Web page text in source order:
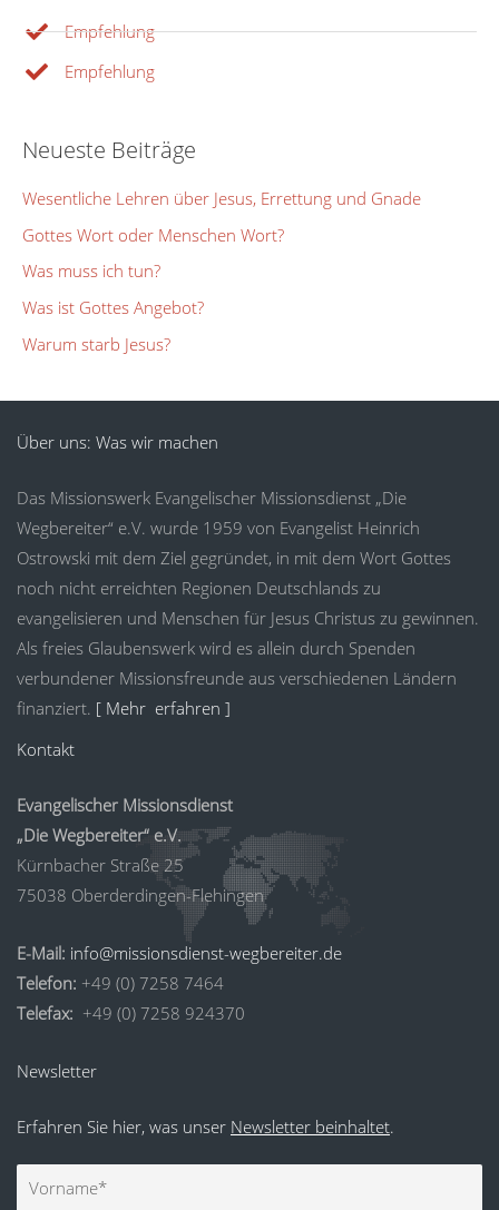
Empfehlung
Empfehlung
Neueste Beiträge
Wesentliche Lehren über Jesus, Errettung und Gnade
Gottes Wort oder Menschen Wort?
Was muss ich tun?
Was ist Gottes Angebot?
Warum starb Jesus?
Über uns: Was wir machen
Das Missionswerk Evangelischer Missionsdienst „Die
Wegbereiter“ e.V. wurde 1959 von Evangelist Heinrich
Ostrowski mit dem Ziel gegründet, in mit dem Wort Gottes
noch nicht erreichten Regionen Deutschlands zu
evangelisieren und Menschen für Jesus Christus zu gewinnen.
Als freies Glaubenswerk wird es allein durch Spenden
verbundener Missionsfreunde aus verschiedenen Ländern
finanziert. [ Mehr erfahren ]
Kontakt
Evangelischer Missionsdienst
„Die Wegbereiter“ e.V.
Kürnbacher Straße 25
75038 Oberderdingen-Flehingen
E-Mail: info@missionsdienst-wegbereiter.de
Telefon: +49 (0) 7258 7464
Telefax: +49 (0) 7258 924370
Newsletter
Erfahren Sie hier, was unser Newsletter beinhaltet.
Vorname